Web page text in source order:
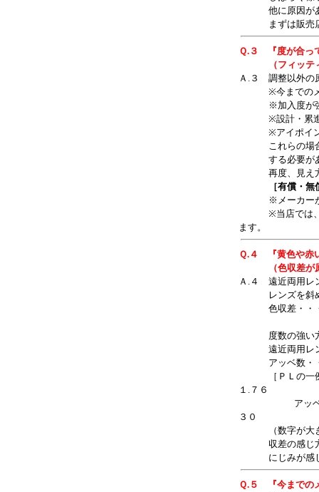
他に原因があ
まずは販売店
Ｑ.３ 『度が合っ
（フィッティ
Ａ.３ 調整以外の
※今までのメガ
※加入度が強
※設計・累進
※アイポイン
これらの場合に
する必要があ
再度、見え方比
［有償・
※メーカーがレ
※当店では、こ
ます。
Ｑ.４ 『黄色や赤
（色収差が原
Ａ.４ 遠近両用レ
レンズを斜めに
色収差・・・レ
度数の強い方、
遠近両用レン
アッベ数・・レ
［ＰＬの一
１.７６
アッベ
３０
（数字が大き
収差の感じ方に
にじみが感じる
Ｑ.５ 『今までの